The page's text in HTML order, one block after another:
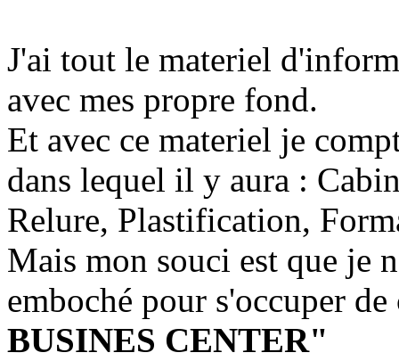
J'ai tout le materiel
avec mes propre fond.
Et avec ce materiel je
dans lequel il y aura :
Relure, Plastification,
Mais mon souci est que je
emboché pour s'occuper
BUSINES CENTER"